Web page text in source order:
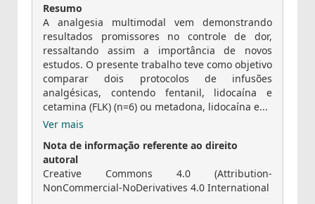
Resumo
A analgesia multimodal vem demonstrando
resultados promissores no controle de dor,
ressaltando assim a importância de novos
estudos. O presente trabalho teve como objetivo
comparar dois protocolos de infusões
analgésicas, contendo fentanil, lidocaína e
cetamina (FLK) (n=6) ou metadona, lidocaína e...
Ver mais
Nota de informação referente ao direito
autoral
Creative Commons 4.0 (Attribution-
NonCommercial-NoDerivatives 4.0 International